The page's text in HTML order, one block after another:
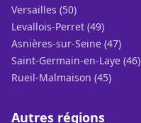
Versailles (50)
Levallois-Perret (49)
Asnières-sur-Seine (47)
Saint-Germain-en-Laye (46)
Rueil-Malmaison (45)
Autres régions